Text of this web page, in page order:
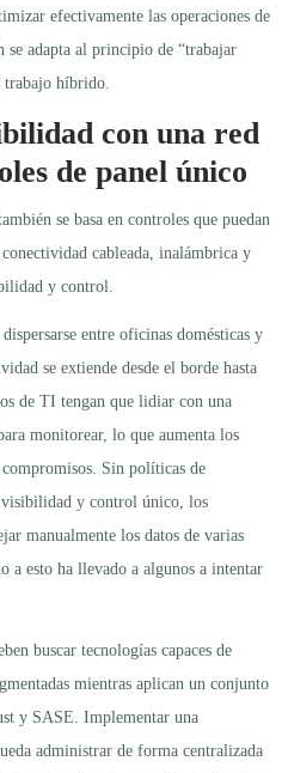
efectivamente las operaciones de
se adapta al principio de “trabajar
híbrido.
con una red
de panel único
se basa en controles que puedan
cableada, inalámbrica y
y control.
entre oficinas domésticas y
se extiende desde el borde hasta
de TI tengan que lidiar con una
monitorear, lo que aumenta los
Sin políticas de
visibilidad y control único, los
manualmente los datos de varias
a esto ha llevado a algunos a intentar
buscar tecnologías capaces de
mientras aplican un conjunto
y SASE. Implementar una
administrar de forma centralizada